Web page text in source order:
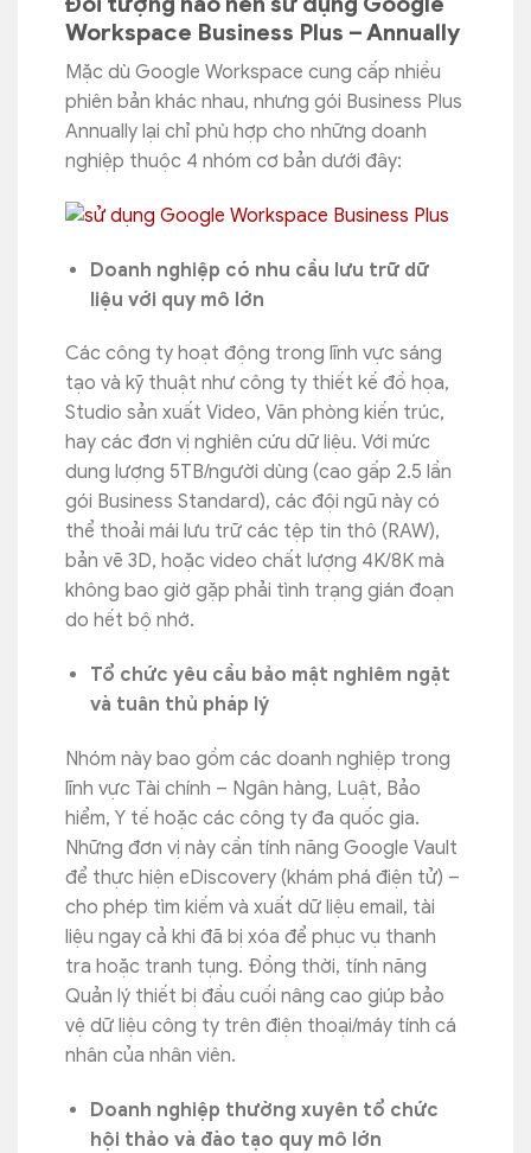
Workspace Business Plus – Annually
Mặc dù Google Workspace cung cấp nhiều
phiên bản khác nhau, nhưng gói Business Plus
Annually lại chỉ phù hợp cho những doanh
nghiệp thuộc 4 nhóm cơ bản dưới đây:
Doanh nghiệp có nhu cầu lưu trữ dữ
liệu với quy mô lớn
Các công ty hoạt động trong lĩnh vực sáng
tạo và kỹ thuật như công ty thiết kế đồ họa,
Studio sản xuất Video, Văn phòng kiến trúc,
hay các đơn vị nghiên cứu dữ liệu. Với mức
dung lượng 5TB/người dùng (cao gấp 2.5 lần
gói Business Standard), các đội ngũ này có
thể thoải mái lưu trữ các tệp tin thô (RAW),
bản vẽ 3D, hoặc video chất lượng 4K/8K mà
không bao giờ gặp phải tình trạng gián đoạn
do hết bộ nhớ.
Tổ chức yêu cầu bảo mật nghiêm ngặt
và tuân thủ pháp lý
Nhóm này bao gồm các doanh nghiệp trong
lĩnh vực Tài chính – Ngân hàng, Luật, Bảo
hiểm, Y tế hoặc các công ty đa quốc gia.
Những đơn vị này cần tính năng Google Vault
để thực hiện eDiscovery (khám phá điện tử) –
cho phép tìm kiếm và xuất dữ liệu email, tài
liệu ngay cả khi đã bị xóa để phục vụ thanh
tra hoặc tranh tụng. Đồng thời, tính năng
Quản lý thiết bị đầu cuối nâng cao giúp bảo
vệ dữ liệu công ty trên điện thoại/máy tính cá
nhân của nhân viên.
Doanh nghiệp thường xuyên tổ chức
hội thảo và đào tạo quy mô lớn